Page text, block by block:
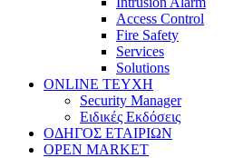
Access Control
Fire Safety
Services
Solutions
ONLINE TEYXH
Security Manager
Ειδικές Εκδόσεις
ΟΔΗΓΟΣ ΕΤΑΙΡΙΩΝ
OPEN MARKET